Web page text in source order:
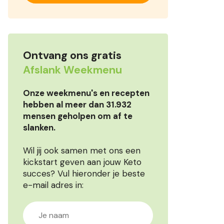
Ontvang ons gratis
Afslank Weekmenu
Onze weekmenu's en recepten
hebben al meer dan 31.932
mensen geholpen om af te
slanken.
Wil jij ook samen met ons een
kickstart geven aan jouw Keto
succes? Vul hieronder je beste
e-mail adres in: